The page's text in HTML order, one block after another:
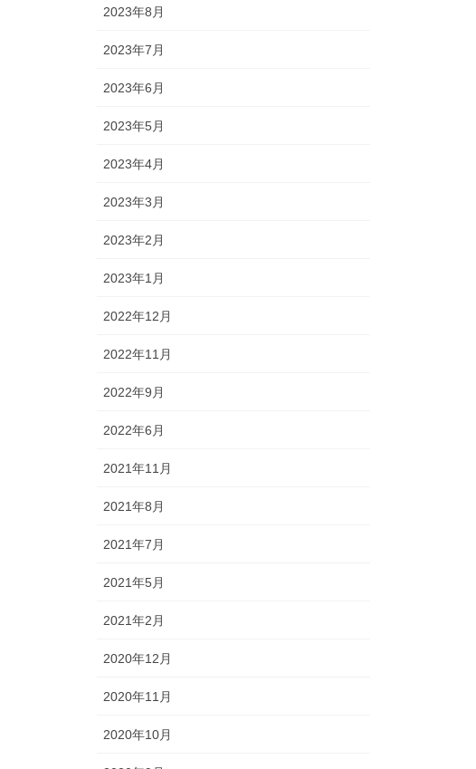
2023年8月
2023年7月
2023年6月
2023年5月
2023年4月
2023年3月
2023年2月
2023年1月
2022年12月
2022年11月
2022年9月
2022年6月
2021年11月
2021年8月
2021年7月
2021年5月
2021年2月
2020年12月
2020年11月
2020年10月